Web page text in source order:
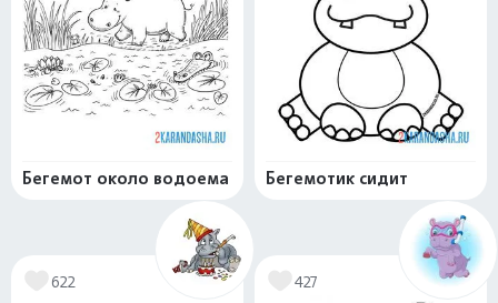
Бегемот около водоема Бегемотик сидит
622 427